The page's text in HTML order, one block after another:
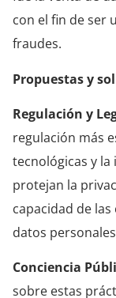
con el fin de ser
fraudes.
Propuestas y
Regulación y
regulación más
tecnológicas y
protejan la
capacidad de
datos
Conciencia
sobre estas